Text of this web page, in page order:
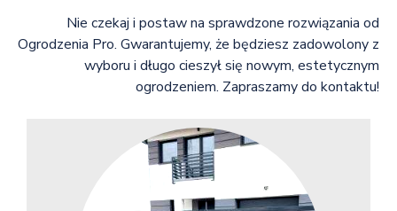
Nie czekaj i postaw na sprawdzone rozwiązania od
Ogrodzenia Pro. Gwarantujemy, że będziesz zadowolony z
wyboru i długo cieszył się nowym, estetycznym
ogrodzeniem. Zapraszamy do kontaktu!